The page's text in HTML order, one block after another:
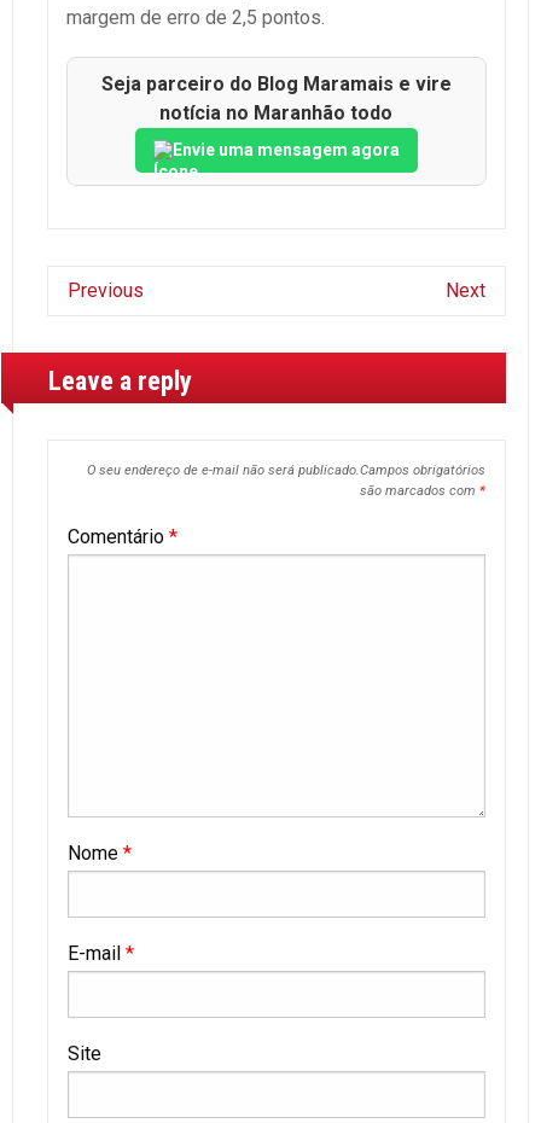
margem de erro de 2,5 pontos.
Seja parceiro do Blog Maramais e vire
notícia no Maranhão todo
Envie uma mensagem agora
Previous Next
Leave a reply
O seu endereço de e-mail não será publicado.Campos obrigatórios
são marcados com *
Comentário *
Nome *
E-mail *
Site